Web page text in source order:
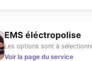
EMS éléctropolise
Les options sont à
Voir la page du service